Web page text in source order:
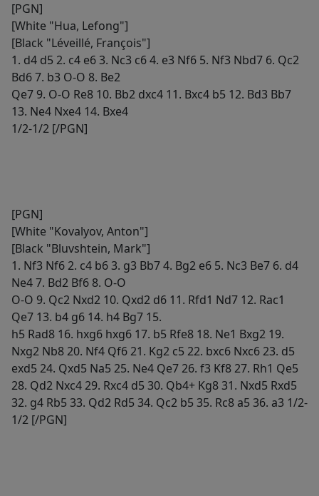
[PGN]
[White "Hua, Lefong"]
[Black "Léveillé, François"]
1. d4 d5 2. c4 e6 3. Nc3 c6 4. e3 Nf6 5. Nf3 Nbd7 6. Qc2
Bd6 7. b3 O-O 8. Be2
Qe7 9. O-O Re8 10. Bb2 dxc4 11. Bxc4 b5 12. Bd3 Bb7
13. Ne4 Nxe4 14. Bxe4
1/2-1/2 [/PGN]
[PGN]
[White "Kovalyov, Anton"]
[Black "Bluvshtein, Mark"]
1. Nf3 Nf6 2. c4 b6 3. g3 Bb7 4. Bg2 e6 5. Nc3 Be7 6. d4
Ne4 7. Bd2 Bf6 8. O-O
O-O 9. Qc2 Nxd2 10. Qxd2 d6 11. Rfd1 Nd7 12. Rac1
Qe7 13. b4 g6 14. h4 Bg7 15.
h5 Rad8 16. hxg6 hxg6 17. b5 Rfe8 18. Ne1 Bxg2 19.
Nxg2 Nb8 20. Nf4 Qf6 21. Kg2 c5 22. bxc6 Nxc6 23. d5
exd5 24. Qxd5 Na5 25. Ne4 Qe7 26. f3 Kf8 27. Rh1 Qe5
28. Qd2 Nxc4 29. Rxc4 d5 30. Qb4+ Kg8 31. Nxd5 Rxd5
32. g4 Rb5 33. Qd2 Rd5 34. Qc2 b5 35. Rc8 a5 36. a3 1/2-
1/2 [/PGN]